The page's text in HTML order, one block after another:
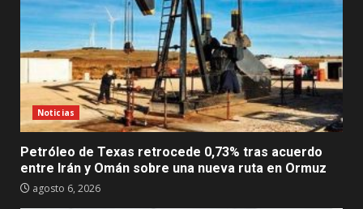
Noticias
Petróleo de Texas retrocede 0,73% tras acuerdo
entre Irán y Omán sobre una nueva ruta en Ormuz
agosto 6, 2026